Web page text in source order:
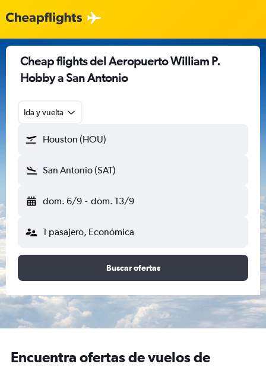
Cheap flights del Aeropuerto William P.
Hobby a San Antonio
Ida y vuelta
Houston (HOU)
San Antonio (SAT)
dom. 6/9 - dom. 13/9
1 pasajero, Económica
Buscar ofertas
Encuentra ofertas de vuelos de